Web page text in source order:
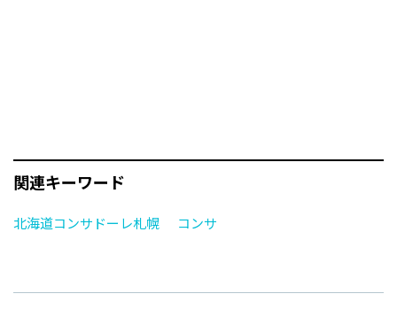
関連キーワード
北海道コンサドーレ札幌 コンサ